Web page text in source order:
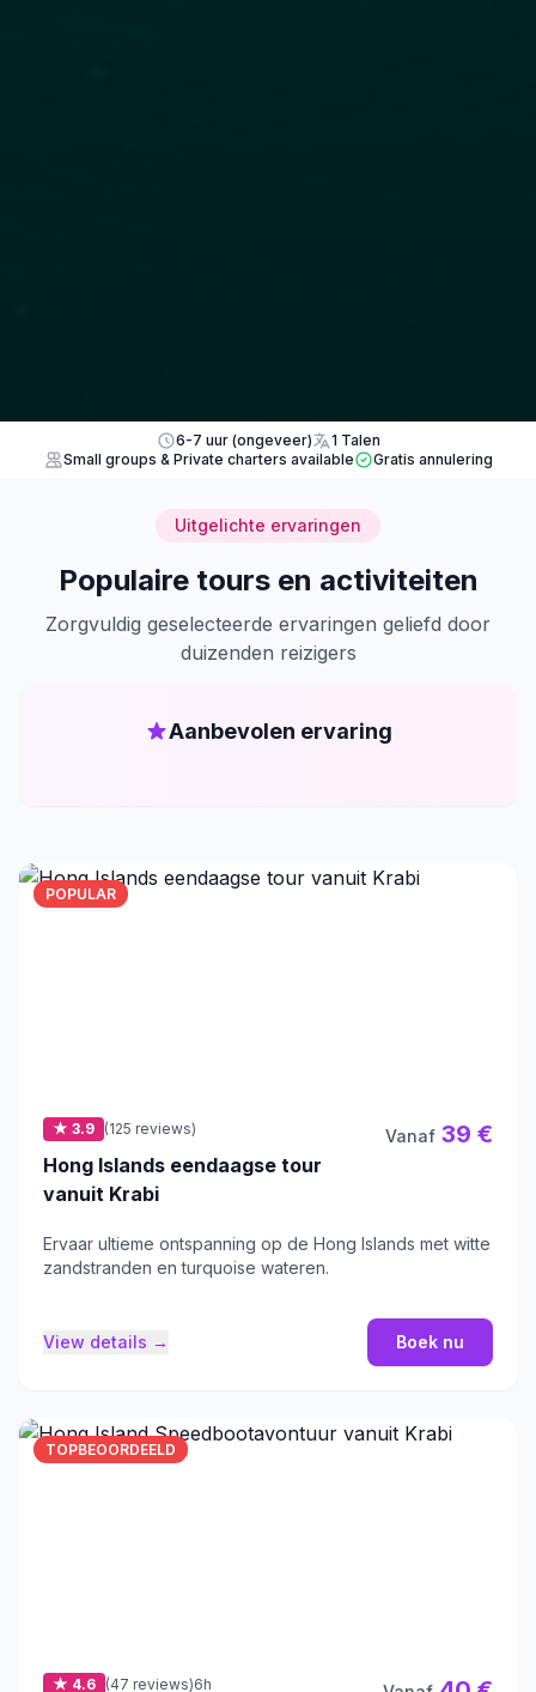
6-7 uur (ongeveer)
1 Talen
Small groups & Private charters available
Gratis annulering
Uitgelichte ervaringen
Populaire tours en activiteiten
Zorgvuldig geselecteerde ervaringen geliefd door
duizenden reizigers
Aanbevolen ervaring
POPULAR
★ 3.9 (125 reviews)
Hong Islands eendaagse tour
vanuit Krabi
Vanaf 39 €
Ervaar ultieme ontspanning op de Hong Islands met witte
zandstranden en turquoise wateren.
View details → Boek nu
TOPBEOORDEELD
★ 4.6 (47 reviews)6h